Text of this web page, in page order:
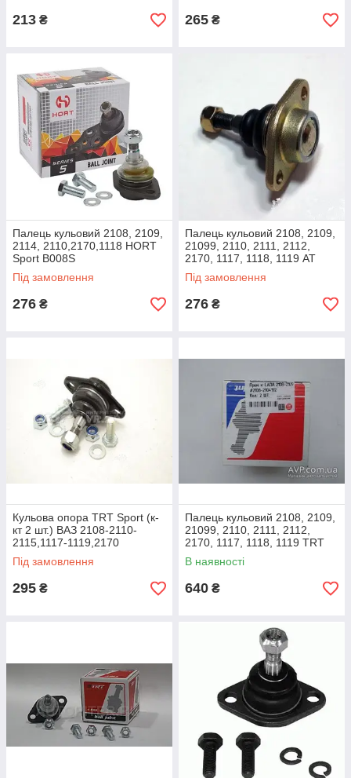
213 ₴ 265 ₴
Палець кульовий 2108, 2109,
2114, 2110,2170,1118 HORT
Sport B008S
Під замовлення
276 ₴
Палець кульовий 2108, 2109,
21099, 2110, 2111, 2112,
2170, 1117, 1118, 1119 AT
посилений (кульова опора)
Під замовлення
276 ₴
Кульова опора TRT Sport (к-
кт 2 шт.) ВАЗ 2108-2110-
2115,1117-1119,2170
Посилені
Під замовлення
295 ₴
Палець кульовий 2108, 2109,
21099, 2110, 2111, 2112,
2170, 1117, 1118, 1119 TRT
(кульова опора) комплект
2шт
В наявності
640 ₴